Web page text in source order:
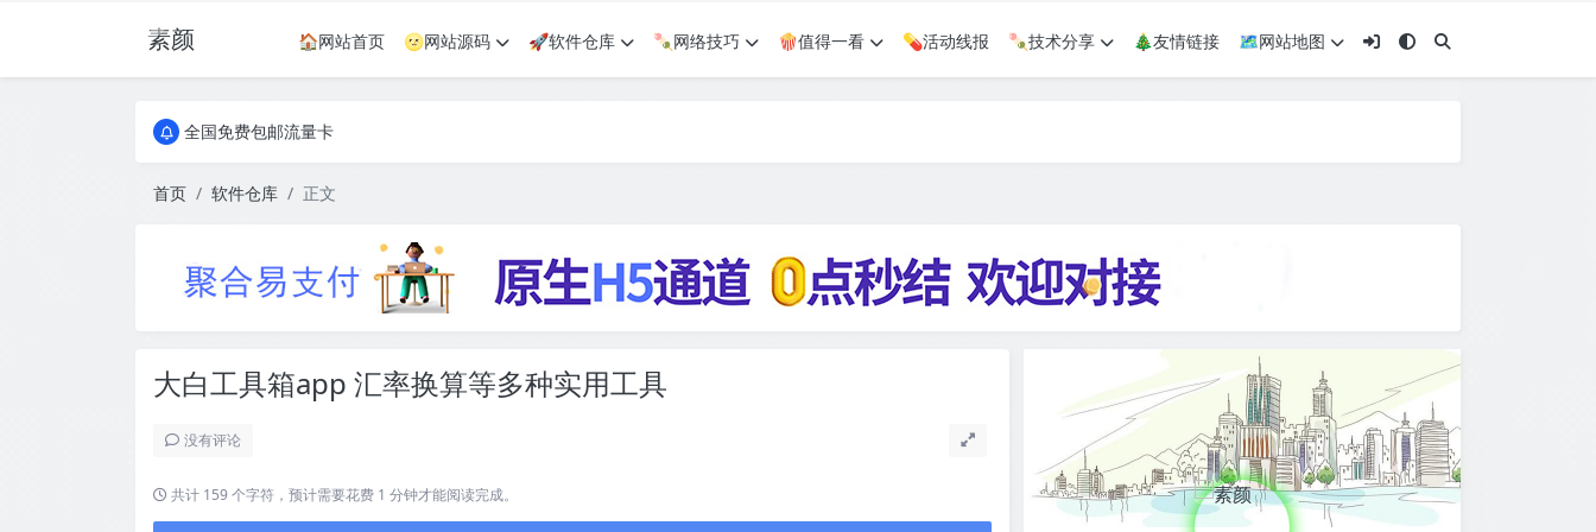
素颜 🏠网站首页 🌝网站源码 🚀软件仓库 🍡网络技巧 🍿值得一看 💊活动线报 🍡技术分享 🎄友情链接
🗺网站地图
全国免费包邮流量卡
全国免费包邮流量卡
首页
软件仓库 正文
大白工具箱app 汇率换算等多种实用工具
没有评论
共计 159 个字符，预计需要花费 1 分钟才能阅读完成。